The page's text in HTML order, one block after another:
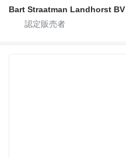
Bart Straatman Landhorst BV